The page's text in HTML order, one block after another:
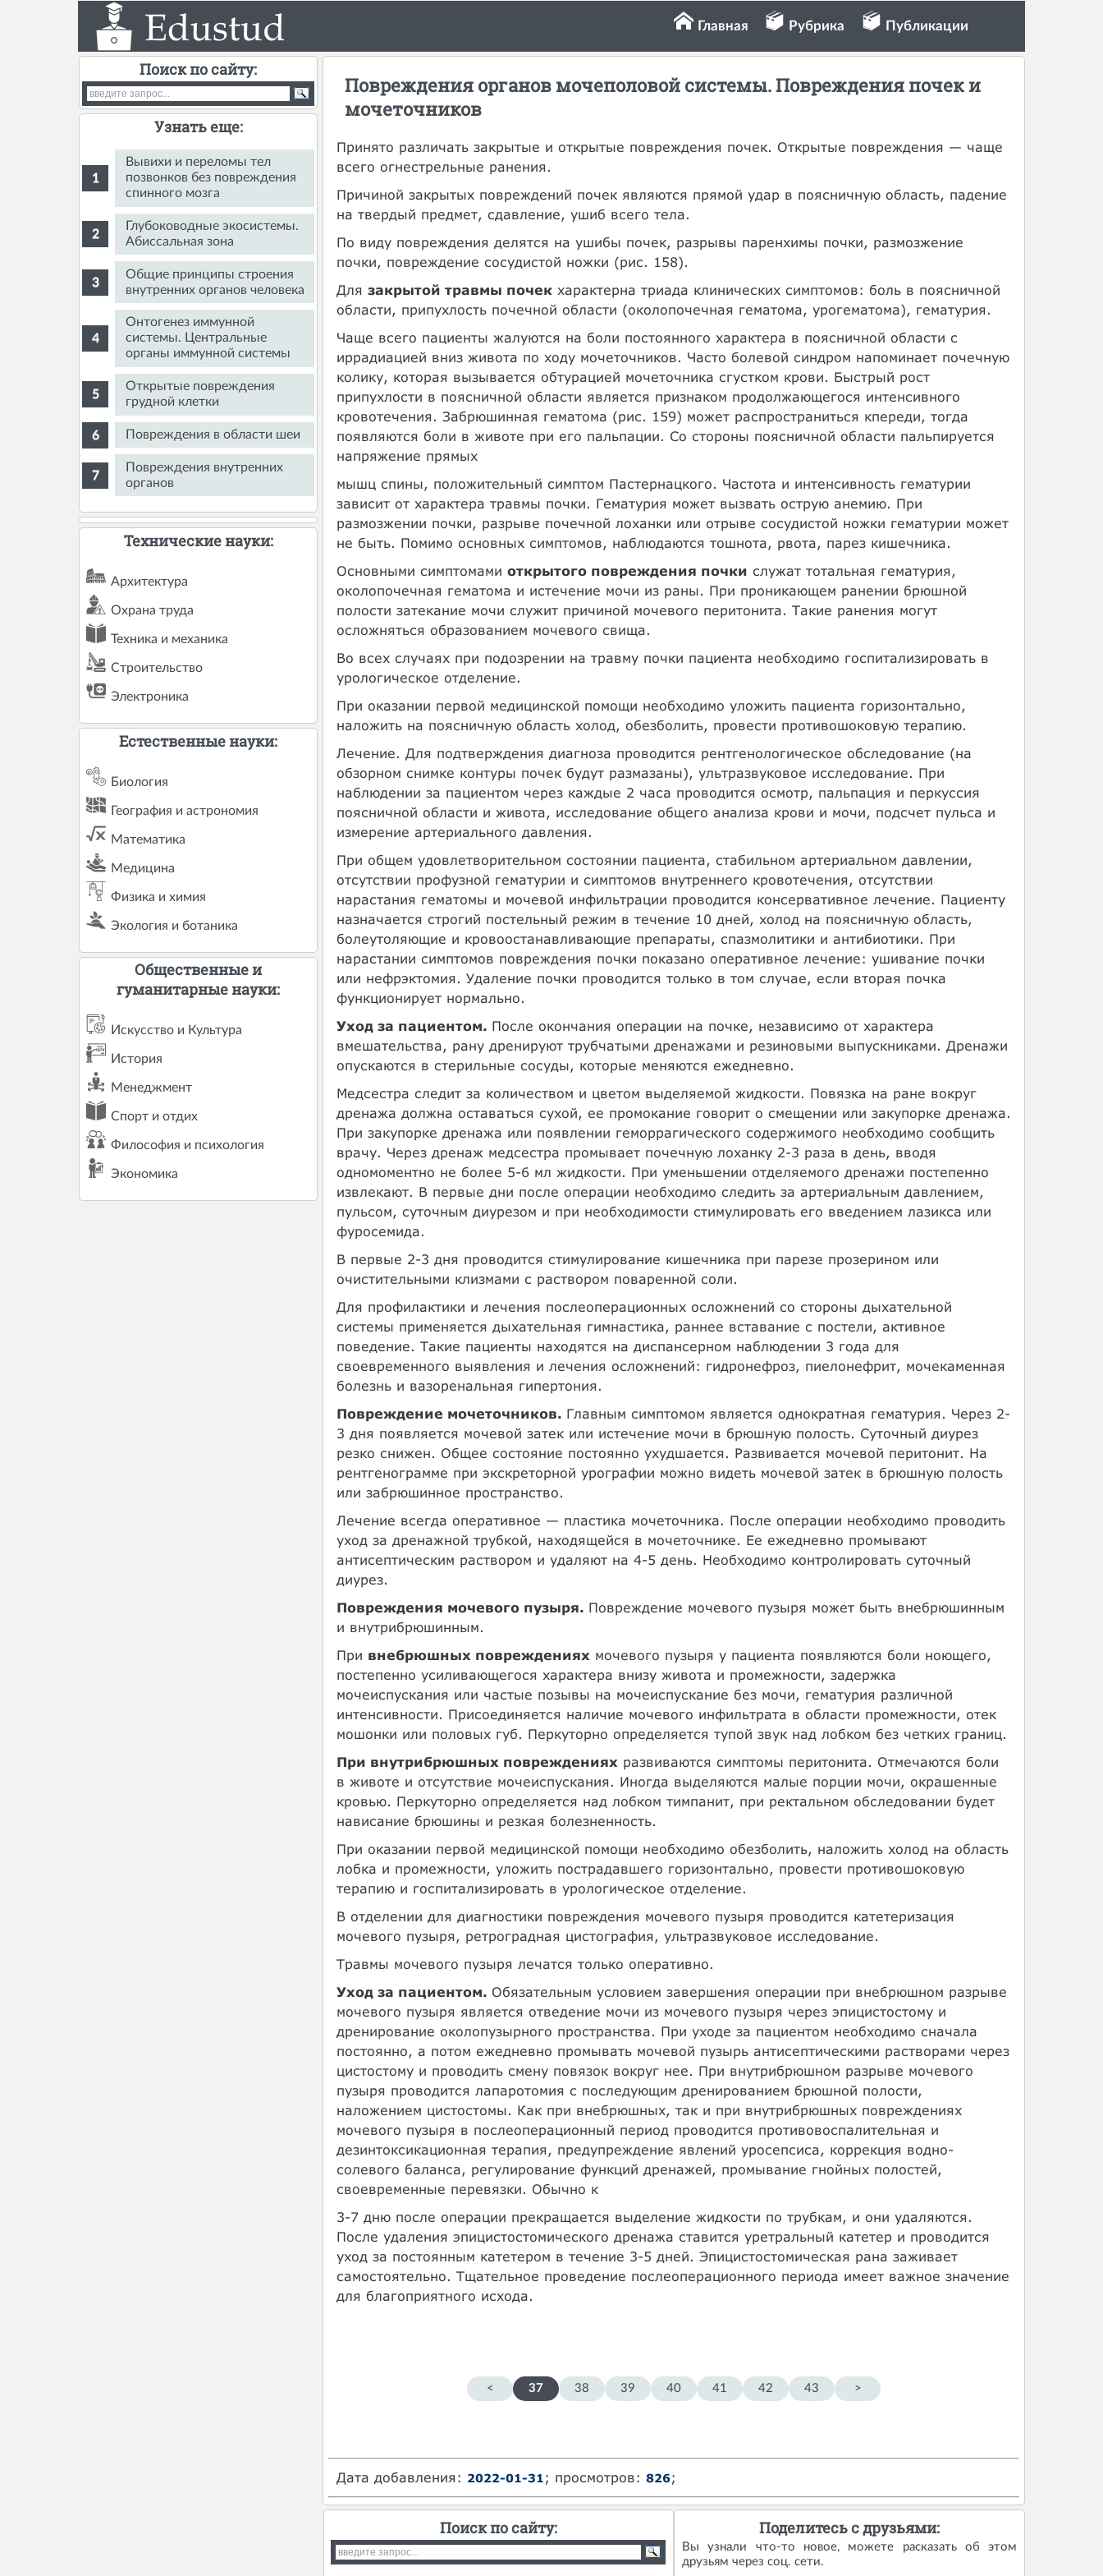
Главная Рубрика Публикации
Повреждения органов мочеполовой системы. Повреждения почек и
мочеточников
Принято различать закрытые и открытые повреждения почек. Открытые повреждения — чаще
всего огнестрельные ранения.
Причиной закрытых повреждений почек являются прямой удар в поясничную область, падение
на твердый предмет, сдавление, ушиб всего тела.
По виду повреждения делятся на ушибы почек, разрывы паренхимы почки, размозжение
почки, повреждение сосудистой ножки (рис. 158).
Для закрытой травмы почекхарактерна триада клинических симптомов: боль в поясничной
области, припухлость почечной области (околопочечная гематома, урогематома), гематурия.
Чаще всего пациенты жалуются на боли постоянного характера в поясничной области с
иррадиацией вниз живота по ходу мочеточников. Часто болевой синдром напоминает почечную
колику, которая вызывается обтурацией мочеточника сгустком крови. Быстрый рост
припухлости в поясничной области является признаком продолжающегося интенсивного
кровотечения. Забрюшинная гематома (рис. 159) может распространиться кпереди, тогда
появляются боли в животе при его пальпации. Со стороны поясничной области пальпируется
напряжение прямых
мышц спины, положительный симптом Пастернацкого. Частота и интенсивность гематурии
зависит от характера травмы почки. Гематурия может вызвать острую анемию. При
размозжении почки, разрыве почечной лоханки или отрыве сосудистой ножки гематурии может
не быть. Помимо основных симптомов, наблюдаются тошнота, рвота, парез кишечника.
Основными симптомами открытого повреждения почки служат тотальная гематурия,
околопочечная гематома и истечение мочи из раны. При проникающем ранении брюшной
полости затекание мочи служит причиной мочевого перитонита. Такие ранения могут
осложняться образованием мочевого свища.
Во всех случаях при подозрении на травму почки пациента необходимо госпитализировать в
урологическое отделение.
При оказании первой медицинской помощи необходимо уложить пациента горизонтально,
наложить на поясничную область холод, обезболить, провести противошоковую терапию.
Лечение. Для подтверждения диагноза проводится рентгенологическое обследование (на
обзорном снимке контуры почек будут размазаны), ультразвуковое исследование. При
наблюдении за пациентом через каждые 2 часа проводится осмотр, пальпация и перкуссия
поясничной области и живота, исследование общего анализа крови и мочи, подсчет пульса и
измерение артериального давления.
При общем удовлетворительном состоянии пациента, стабильном артериальном давлении,
отсутствии профузной гематурии и симптомов внутреннего кровотечения, отсутствии
нарастания гематомы и мочевой инфильтрации проводится консервативное лечение. Пациенту
назначается строгий постельный режим в течение 10 дней, холод на поясничную область,
болеутоляющие и кровоостанавливающие препараты, спазмолитики и антибиотики. При
нарастании симптомов повреждения почки показано оперативное лечение: ушивание почки
или нефрэктомия. Удаление почки проводится только в том случае, если вторая почка
функционирует нормально.
Уход за пациентом. После окончания операции на почке, независимо от характера
вмешательства, рану дренируют трубчатыми дренажами и резиновыми выпускниками. Дренажи
опускаются в стерильные сосуды, которые меняются ежедневно.
Медсестра следит за количеством и цветом выделяемой жидкости. Повязка на ране вокруг
дренажа должна оставаться сухой, ее промокание говорит о смещении или закупорке дренажа.
При закупорке дренажа или появлении геморрагического содержимого необходимо сообщить
врачу. Через дренаж медсестра промывает почечную лоханку 2-3 раза в день, вводя
одномоментно не более 5-6 мл жидкости. При уменьшении отделяемого дренажи постепенно
извлекают. В первые дни после операции необходимо следить за артериальным давлением,
пульсом, суточным диурезом и при необходимости стимулировать его введением лазикса или
фуросемида.
В первые 2-3 дня проводится стимулирование кишечника при парезе прозерином или
очистительными клизмами с раствором поваренной соли.
Для профилактики и лечения послеоперационных осложнений со стороны дыхательной
системы применяется дыхательная гимнастика, раннее вставание с постели, активное
поведение. Такие пациенты находятся на диспансерном наблюдении 3 года для
своевременного выявления и лечения осложнений: гидронефроз, пиелонефрит, мочекаменная
болезнь и вазоренальная гипертония.
Повреждение мочеточников. Главным симптомом является однократная гематурия. Через 2-
3 дня появляется мочевой затек или истечение мочи в брюшную полость. Суточный диурез
резко снижен. Общее состояние постоянно ухудшается. Развивается мочевой перитонит. На
рентгенограмме при экскреторной урографии можно видеть мочевой затек в брюшную полость
или забрюшинное пространство.
Лечение всегда оперативное — пластика мочеточника. После операции необходимо проводить
уход за дренажной трубкой, находящейся в мочеточнике. Ее ежедневно промывают
антисептическим раствором и удаляют на 4-5 день. Необходимо контролировать суточный
диурез.
Повреждения мочевого пузыря. Повреждение мочевого пузыря может быть внебрюшинным
и внутрибрюшинным.
При внебрюшных поврежденияхмочевого пузыря у пациента появляются боли ноющего,
постепенно усиливающегося характера внизу живота и промежности, задержка
мочеиспускания или частые позывы на мочеиспускание без мочи, гематурия различной
интенсивности. Присоединяется наличие мочевого инфильтрата в области промежности, отек
мошонки или половых губ. Перкуторно определяется тупой звук над лобком без четких границ.
При внутрибрюшных поврежденияхразвиваются симптомы перитонита. Отмечаются боли
в животе и отсутствие мочеиспускания. Иногда выделяются малые порции мочи, окрашенные
кровью. Перкуторно определяется над лобком тимпанит, при ректальном обследовании будет
нависание брюшины и резкая болезненность.
При оказании первой медицинской помощи необходимо обезболить, наложить холод на область
лобка и промежности, уложить пострадавшего горизонтально, провести противошоковую
терапию и госпитализировать в урологическое отделение.
В отделении для диагностики повреждения мочевого пузыря проводится катетеризация
мочевого пузыря, ретроградная цистография, ультразвуковое исследование.
Травмы мочевого пузыря лечатся только оперативно.
Уход за пациентом. Обязательным условием завершения операции при внебрюшном разрыве
мочевого пузыря является отведение мочи из мочевого пузыря через эпицистостому и
дренирование околопузырного пространства. При уходе за пациентом необходимо сначала
постоянно, а потом ежедневно промывать мочевой пузырь антисептическими растворами через
цистостому и проводить смену повязок вокруг нее. При внутрибрюшном разрыве мочевого
пузыря проводится лапаротомия с последующим дренированием брюшной полости,
наложением цистостомы. Как при внебрюшных, так и при внутрибрюшных повреждениях
мочевого пузыря в послеоперационный период проводится противовоспалительная и
дезинтоксикационная терапия, предупреждение явлений уросепсиса, коррекция водно-
солевого баланса, регулирование функций дренажей, промывание гнойных полостей,
своевременные перевязки. Обычно к
3-7 дню после операции прекращается выделение жидкости по трубкам, и они удаляются.
После удаления эпицистостомического дренажа ставится уретральный катетер и проводится
уход за постоянным катетером в течение 3-5 дней. Эпицистостомическая рана заживает
самостоятельно. Тщательное проведение послеоперационного периода имеет важное значение
для благоприятного исхода.
< 37 38 39 40 41 42 43 >
Дата добавления: 2022-01-31; просмотров: 826;
Поиск по сайту:
Узнать еще:
Вывихи и переломы тел
позвонков без повреждения
спинного мозга
Глубоководные экосистемы.
Абиссальная зона
Общие принципы строения
внутренних органов человека
Онтогенез иммунной
системы. Центральные
органы иммунной системы
Открытые повреждения
грудной клетки
Повреждения в области шеи
Повреждения внутренних
органов
Технические науки:
Архитектура
Охрана труда
Техника и механика
Строительство
Электроника
Естественные науки:
Биология
География и астрономия
Математика
Медицина
Физика и химия
Экология и ботаника
Общественные и
гуманитарные науки:
Искусство и Культура
История
Менеджмент
Спорт и отдих
Философия и психология
Экономика
Поделитесь с друзьями:
Вы узнали что-то новое, можете расказать об этом
друзьям через соц. сети.
Поиск по сайту: